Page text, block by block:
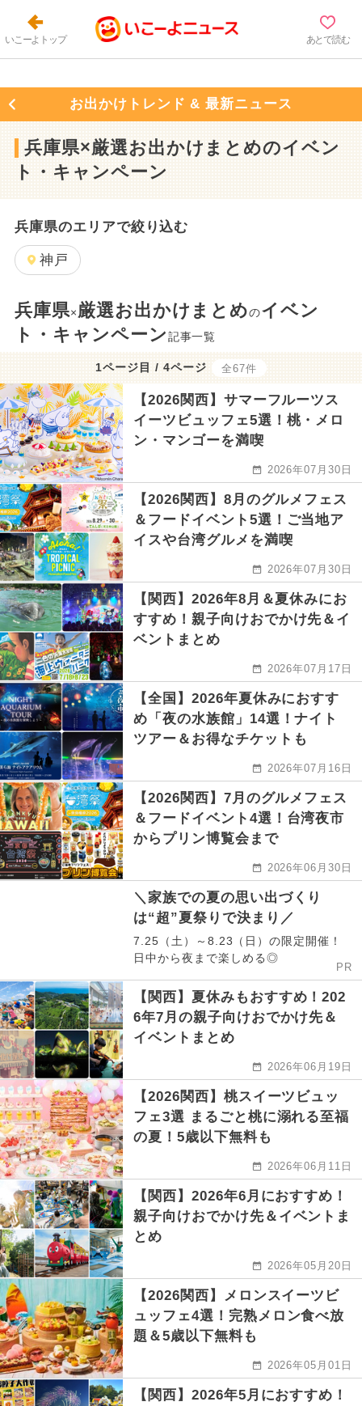
いこーよトップ あとで読む
お出かけトレンド & 最新ニュース
兵庫県×厳選お出かけまとめのイベン
ト・キャンペーン
兵庫県のエリアで絞り込む
神戸
兵庫県× 厳選お出かけまとめのイベン
ト・キャンペーン記事一覧
1ページ目 / 4ページ 全67件
【2026関西】サマーフルーツス
イーツビュッフェ5選！桃・メロ
ン・マンゴーを満喫
2026年07月30日
【2026関西】8月のグルメフェス
＆フードイベント5選！ご当地ア
イスや台湾グルメを満喫
2026年07月30日
【関西】2026年8月＆夏休みにお
すすめ！親子向けおでかけ先＆イ
ベントまとめ
2026年07月17日
【全国】2026年夏休みにおすす
め「夜の水族館」14選！ナイト
ツアー＆お得なチケットも
2026年07月16日
【2026関西】7月のグルメフェス
＆フードイベント4選！台湾夜市
からプリン博覧会まで
2026年06月30日
＼家族での夏の思い出づくり
は“超”夏祭りで決まり／
7.25（土）～8.23（日）の限定開催！
日中から夜まで楽しめる◎
PR
【関西】夏休みもおすすめ！202
6年7月の親子向けおでかけ先＆
イベントまとめ
2026年06月19日
【2026関西】桃スイーツビュッ
フェ3選 まるごと桃に溺れる至福
の夏！5歳以下無料も
2026年06月11日
【関西】2026年6月におすすめ！
親子向けおでかけ先＆イベントま
とめ
2026年05月20日
【2026関西】メロンスイーツビ
ュッフェ4選！完熟メロン食べ放
題＆5歳以下無料も
2026年05月01日
【関西】2026年5月におすすめ！